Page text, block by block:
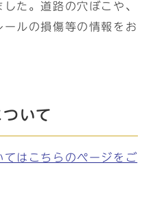
た。道路の穴ぼこや、
ルの損傷等の情報をお
いて
はこちらのページをご